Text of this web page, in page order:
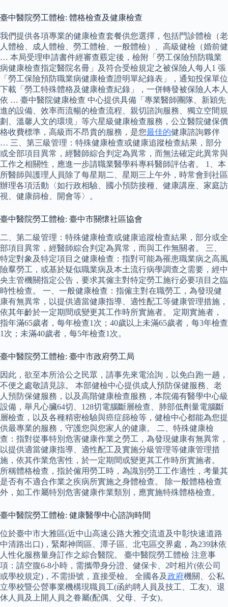
臺中醫院勞工體檢: 體格檢查及健康檢查
我們提供各項專業的健康檢查套餐供您選擇，包括門診體檢（老
人體檢、成人體檢、勞工體檢、一般體檢）、高級健檢（婚前健
… 本局受理申請書件經審查覈定後，檢附「勞工保險預防職業
病健康檢查指定醫院名冊」及符合受檢規定之被保險人每人1 張
「勞工保險預防職業病健康檢查證明單紀錄表」，通知投保單位
下載「勞工特殊體格及健康檢查紀錄」，一併轉發被保險人本人
依 … 臺中醫院健康檢查 中心提供具備「專業醫師團隊、新穎先
進的設備、效率而流暢的檢查流程、親切諮詢服務、獨立空間規
劃、溫馨人文的環境」等六星級健康檢查服務，公立醫院健保價
格收費標準，高級而不昂貴的服務，是您最佳的健康諮詢夥伴
… 三、第三級管理：特殊健康檢查或健康追蹤檢查結果，部分
或全部項目異常，經醫師綜合判定為異常，而無法確定此異常與
工作之相關性，應進一步請職業醫學科專科醫師評估者。 1、本
所醫師與護理人員除了每星期二、星期三上午外，時常會到社區
辦理各項活動〈如行政相驗、國小預防接種、健康講座、家庭訪
視、健康篩檢、開會等〉。
臺中醫院勞工體檢: 臺中市關懷社區協會
二、第二級管理：特殊健康檢查或健康追蹤檢查結果，部分或全
部項目異常，經醫師綜合判定為異常，而與工作無關者。 三、
特定對象及特定項目之健康檢查：指對可能為罹患職業病之高風
險羣勞工，或基於疑似職業病及本土流行病學調查之需要，經中
央主管機關指定公告，要求其僱主對特定勞工施行必要項目之臨
時性檢查。 一、一般健康檢查：指僱主對在職勞工，為發現健
康有無異常，以提供適當健康指導、適性配工等健康管理措施，
依其年齡於一定期間或變更其工作時所實施者。 定期實施者，
指年滿65歲者，每年檢查1次；40歲以上未滿65歲者，每3年檢查
1次；未滿40歲者，每5年檢查1次。
臺中醫院勞工體檢: 臺中市政府勞工局
因此，欲至本所洽公之民眾，請事先來電洽詢，以免白跑一趟，
不便之處敬請見諒。 本部健檢中心提供成人預防保健服務、老
人預防保健服務，以及高階健康檢查服務，本院備有醫學中心級
設備，舉凡心臟64切、128切電腦斷層檢查、肺部低劑量電腦斷
層檢查，以及各種精密檢驗與癌症篩檢等，健檢中心都能為您提
供最專業的服務，守護您與您家人的健康。 二、特殊健康檢
查：指對從事特別危害健康作業之勞工，為發現健康有無異常，
以提供適當健康指導、適性配工及實施分級管理等健康管理措
施，依其作業危害性，於一定期間或變更其工作時所實施者。
所稱體格檢查，指於僱用勞工時，為識別勞工工作適性，考量其
是否有不適合作業之疾病所實施之身體檢查。 除一般體格檢查
外，如工作屬特別危害健康作業類別，應實施特殊體格檢查。
臺中醫院勞工體檢: 健康醫學中心諮詢時間
位於臺中市大雅區(近中山高速公路大雅交流道及中彰快速道路
中清路出口)，緊鄰神岡區、潭子區、北屯區交界處，為239牀依
人性化服務量身訂作之綜合醫院。 臺中醫院勞工體檢 注意事
項：請空腹6-8小時，需攜帶身分證、健保卡、2吋相片(依公司
或學校規定)，不需掛號，直接受檢。 全國各及政府機關、公私
立學校暨公營事業機構現職員工(函約聘人員及技工、工友)、退
休人員及上開人員之眷屬(配偶、父母、子女)。